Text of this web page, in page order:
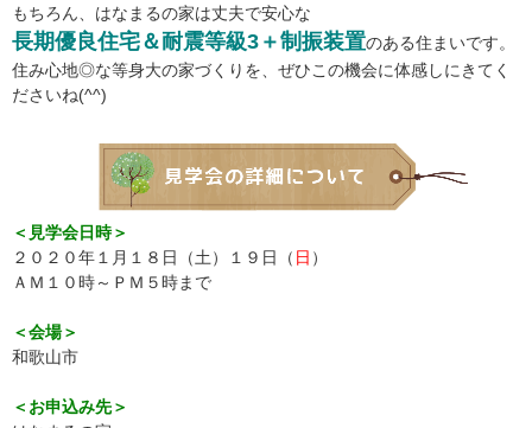
もちろん、はなまるの家は丈夫で安心な
長期優良住宅＆耐震等級3＋制振装置のある住まいです。
住み心地◎な等身大の家づくりを、ぜひこの機会に体感しにきてく
ださいね(^^)
＜見学会日時＞
２０２０年１月１８日（土）１９日（ 日 ）
ＡＭ１０時～ＰＭ５時まで
＜会場＞
和歌山市
＜お申込み先＞